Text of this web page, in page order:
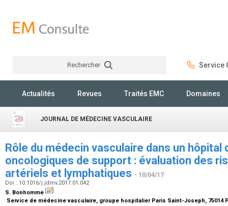
Rechercher Service
Actualités Revues Traités EMC Domaines
JOURNAL DE MÉDECINE VASCULAIRE
Rôle du médecin vasculaire dans un hôpital
oncologiques de support : évaluation des
artériels et lymphatiques - 10/04/17
Doi : 10.1016/j.jdmv.2017.01.042
S. Bonhomme
Service de médecine vasculaire, groupe hospitalier Paris Saint-Joseph, 75014